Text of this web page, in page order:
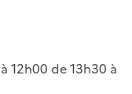
12h00 de 13h30 à